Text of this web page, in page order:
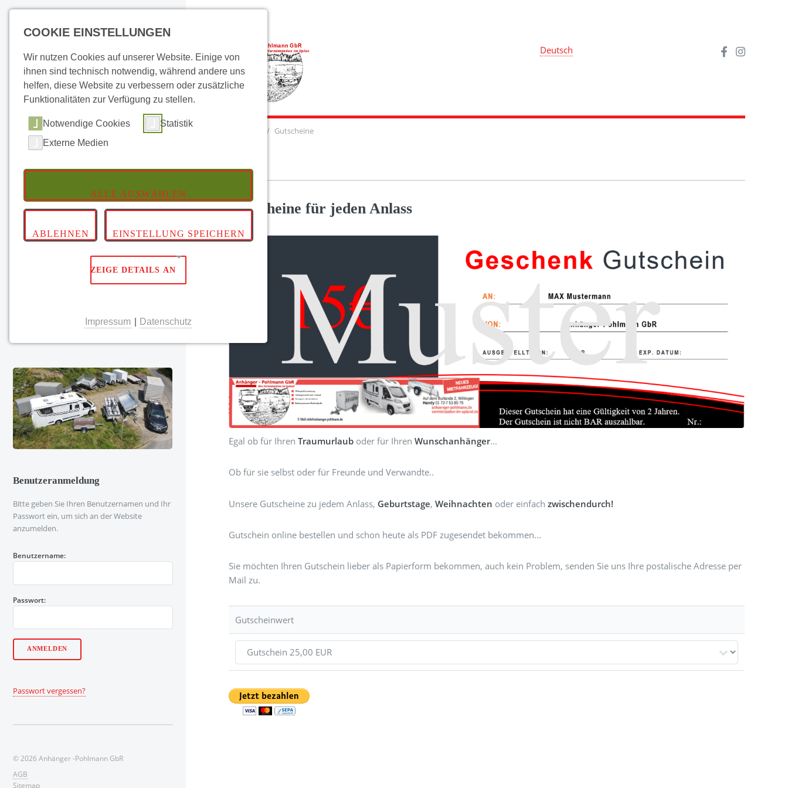
Deutsch
Gutscheine
Gutscheine für jeden Anlass
Egal ob für IhrenTraumurlaub oder für IhrenWunschanhänger...
Ob für sie selbst oder für Freunde und Verwandte..
Unsere Gutscheine zu jedem Anlass, Geburtstage,Weihnachten oder einfachzwischendurch!
Gutschein online bestellen und schon heute als PDF zugesendet bekommen...
Sie möchten Ihren Gutschein lieber als Papierform bekommen, auch kein Problem, senden Sie uns Ihre postalische Adresse per
Mail zu.
Gutscheinwert
Hauptmenü
HÄUFIG GESTELLTE FRAGEN
Benutzeranmeldung
Bitte geben Sie Ihren Benutzernamen und Ihr
Passwort ein, um sich an der Website
anzumelden.
Benutzername:
Passwort:
Passwort vergessen?
© 2026 Anhänger -Pohlmann GbR
AGB
Sitemap
COOKIE EINSTELLUNGEN
Wir nutzen Cookies auf unserer Website. Einige von
ihnen sind technisch notwendig, während andere uns
helfen, diese Website zu verbessern oder zusätzliche
Funktionalitäten zur Verfügung zu stellen.
Notwendige Cookies
Statistik
Externe Medien
ALLE AUSWÄHLEN
ABLEHNEN EINSTELLUNG SPEICHERN
ZEIGE DETAILS AN
Notwendige Cookies ermöglichen grundlegende
Funktionen und sind für die einwandfreie Funktion
Einverständnis-Cookie
Name:
cookie_consent
Anbieter:
Zweck:
ausgewählten Einverständnis-
Optionen des Benutzers
1 Jahr
Statistik Cookies erfassen Informationen anonym.
Diese Informationen helfen uns zu verstehen, wie
unsere Besucher unsere Website nutzen.
Analyse
Impressum Datenschutz